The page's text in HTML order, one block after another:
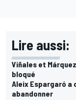
Lire aussi:
Viñales et
bloqué
Aleix Espargaró a
abandonner